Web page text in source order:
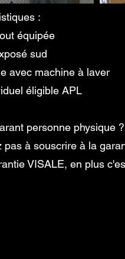
:
équipée
sud
avec machine à laver
éligible APL
personne physique ?
pas à souscrire à la
VISALE, en plus